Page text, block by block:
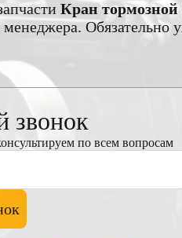
Кран
менеджера.
звонок
по всем вопросам